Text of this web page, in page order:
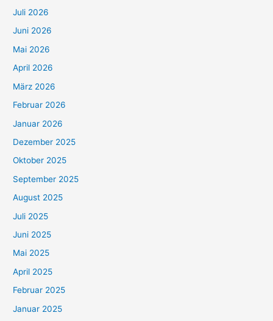
Juli 2026
Juni 2026
Mai 2026
April 2026
März 2026
Februar 2026
Januar 2026
Dezember 2025
Oktober 2025
September 2025
August 2025
Juli 2025
Juni 2025
Mai 2025
April 2025
Februar 2025
Januar 2025